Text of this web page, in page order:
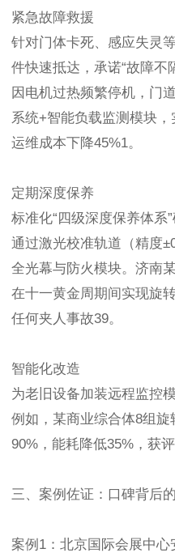
紧急故障救援
针对门体卡死、感应失灵
件快速抵达，承诺“故障不
因电机过热频繁停机，门
系统+智能负载监测模块，
运维成本下降45%1。
定期深度保养
标准化“四级深度保养体系
通过激光校准轨道（精度
全光幕与防火模块。济南
在十一黄金周期间实现旋
任何夹人事故39。
智能化改造
为老旧设备加装远程监控
例如，某商业综合体8组
90%，能耗降低35%，获评
三、案例佐证：口碑背后
案例1：北京国际会展中心